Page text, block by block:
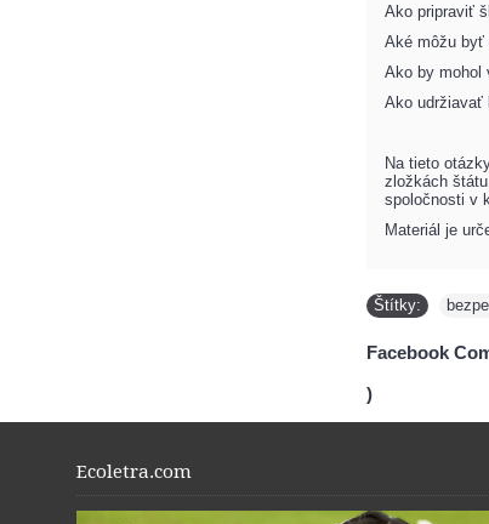
Ako pripraviť
Aké môžu byť
Ako by mohol
Ako udržiavať
Na tieto
zložkách
spoločnosti v
Materiál je
Štítky:
Facebook
)
Ecoletra.com